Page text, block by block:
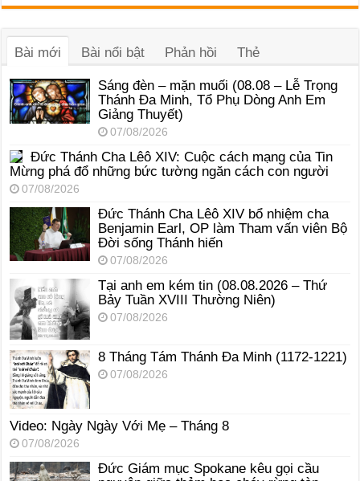
âm
Bài mới
Bài nổi bật Phản hồi Thẻ
Sáng đèn – mặn muối (08.08 – Lễ Trọng
Thánh Đa Minh, Tổ Phụ Dòng Anh Em
Giảng Thuyết)
07/08/2026
Đức Thánh Cha Lêô XIV: Cuộc cách mạng của Tin
Mừng phá đổ những bức tường ngăn cách con người
07/08/2026
Đức Thánh Cha Lêô XIV bổ nhiệm cha
Benjamin Earl, OP làm Tham vấn viên Bộ
Đời sống Thánh hiến
07/08/2026
Tại anh em kém tin (08.08.2026 – Thứ
Bảy Tuần XVIII Thường Niên)
07/08/2026
8 Tháng Tám Thánh Ða Minh (1172-1221)
07/08/2026
Video: Ngày Ngày Với Mẹ – Tháng 8
07/08/2026
Đức Giám mục Spokane kêu gọi cầu